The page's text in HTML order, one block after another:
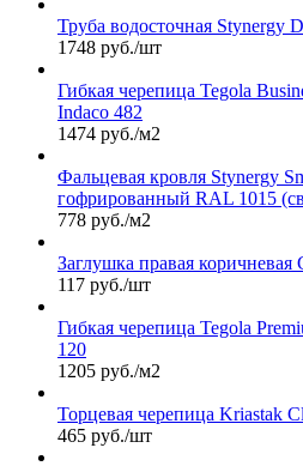
Труба водосточная Stynergy
1748 руб./шт
Гибкая черепица Tegola
Indaco 482
1474 руб./м2
Фальцевая кровля Stynergy
гофрированный RAL 1015
778 руб./м2
Заглушка правая
117 руб./шт
Гибкая черепица Tegola
120
1205 руб./м2
Торцевая черепица Kriastak
465 руб./шт